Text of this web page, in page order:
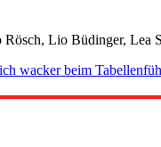
Lio Büdinger, Lea
wacker beim